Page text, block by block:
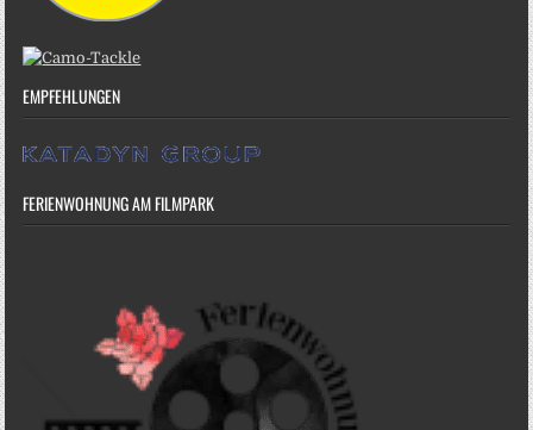
EMPFEHLUNGEN
FERIENWOHNUNG AM FILMPARK